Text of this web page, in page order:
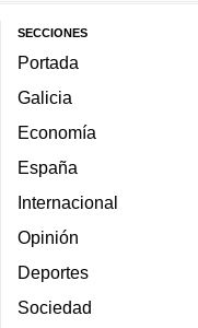
SECCIONES
Portada
Galicia
Economía
España
Internacional
Opinión
Deportes
Sociedad